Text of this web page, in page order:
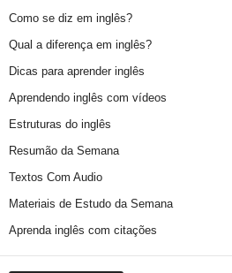
Como se diz em inglês?
Qual a diferença em inglês?
Dicas para aprender inglês
Aprendendo inglês com vídeos
Estruturas do inglês
Resumão da Semana
Textos Com Audio
Materiais de Estudo da Semana
Aprenda inglês com citações